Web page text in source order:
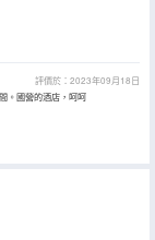
評價於：2023年09月18日
。國營的酒店，呵呵